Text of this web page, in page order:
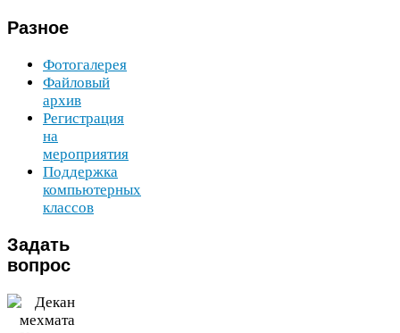
Разное
Фотогалерея
Файловый
архив
Регистрация
на
мероприятия
Поддержка
компьютерных
классов
Задать
вопрос